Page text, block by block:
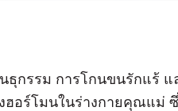
ธุกรรม การโกนขนรักแร้
ฮอร์โมนในร่างกายคุณแม่